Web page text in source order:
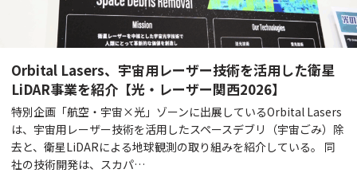
Orbital Lasers、宇宙用レーザー技術を活用した衛星
LiDAR事業を紹介【光・レーザー関西2026】
特別企画「航空・宇宙×光」ゾーンに出展しているOrbital Lasers
は、宇宙用レーザー技術を活用したスペースデブリ（宇宙ごみ）除
去と、衛星LiDARによる地球観測の取り組みを紹介している。 同
社の技術開発は、スカパ…